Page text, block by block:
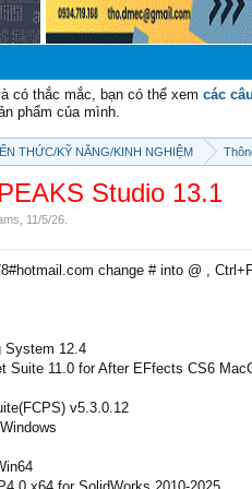
có thắc mắc, bạn có thể xem các
phẩm của mình.
THỨC/KỸ NĂNG/KINH NGHIỆM
PEAKS Studio 13.1
11/5/26
change # into @ ,
System 12.4
Suite 11.0 for After EFfects CS6
v5.3.0.12